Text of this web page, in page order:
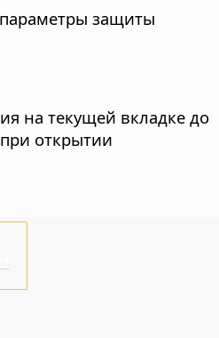
защиты
на текущей вкладке до
открытии